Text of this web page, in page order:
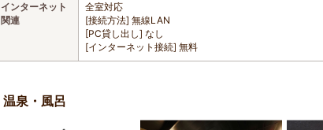
インターネット
関連
全室対応
[接続方法] 無線LAN
[PC貸し出し] なし
[インターネット接続] 無料
温泉・風呂